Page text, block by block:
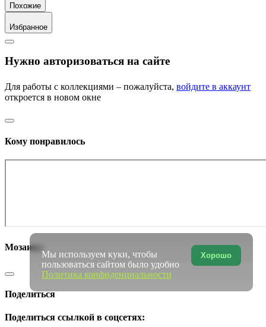
Похожие
Избранное
Нужно авторизоваться на сайте
Для работы с коллекциями – пожалуйста, войдите в аккаунт
откроется в новом окне
Кому понравилось
Мозаика
Поделиться
Поделиться ссылкой в соцсетях:
Хорошо
Мы используем куки, чтобы
пользоваться сайтом было удобно
Политика конфиденциальности